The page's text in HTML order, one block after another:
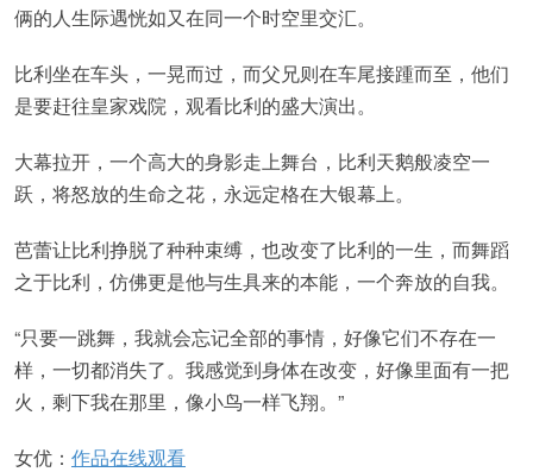
俩的人生际遇恍如又在同一个时空里交汇。
比利坐在车头，一晃而过，而父兄则在车尾接踵而至，他们
是要赶往皇家戏院，观看比利的盛大演出。
大幕拉开，一个高大的身影走上舞台，比利天鹅般凌空一
跃，将怒放的生命之花，永远定格在大银幕上。
芭蕾让比利挣脱了种种束缚，也改变了比利的一生，而舞蹈
之于比利，仿佛更是他与生具来的本能，一个奔放的自我。
“只要一跳舞，我就会忘记全部的事情，好像它们不存在一
样，一切都消失了。我感觉到身体在改变，好像里面有一把
火，剩下我在那里，像小鸟一样飞翔。”
女优： 作品在线观看